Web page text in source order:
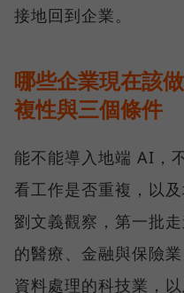
接地回到企業。
哪些企業現在該
複性與三個條件
能不能導入地端 AI，
看工作是否重複，以
劉文義觀察，第一批
的醫療、金融與保險
資料處理的科技業，